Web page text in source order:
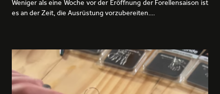
Weniger als eine Woche vor der Eröffnung der Forellensaison ist
es an der Zeit, die Ausrüstung vorzubereiten.…